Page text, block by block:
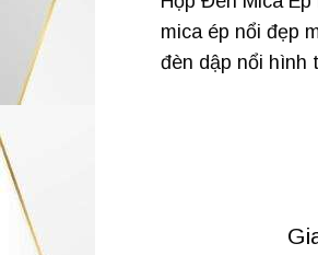
mica ép nổi đẹp
đèn dập nổi